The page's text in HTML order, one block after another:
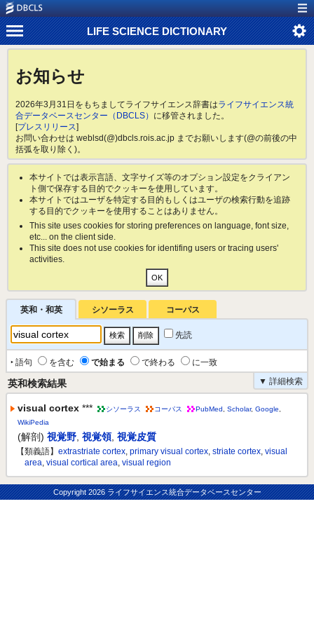
LIFE SCIENCE DICTIONARY
お知らせ
2026年3月31日をもちましてライフサイエンス辞書はライフサイエンス統
合データベースセンター（DBCLS） に移管されました。
[プレスリリース]
お問い合わせは weblsd(@)dbcls.rois.ac.jp までお願いします(@の前後の中
括弧を取り除く)。
本サイトでは表示言語、文字サイズ等のオプション設定をクライアン
ト側で保存する目的でクッキーを使用しています。
本サイトではユーザを特定する目的もしくはユーザの検索行動を追跡
する目的でクッキーを使用することはありません。
This site uses cookies for storing preferences on language, font size,
etc... on the client side.
This site does not use cookies for identifing users or tracing users'
activities.
英和・和英 シソーラス コーパス
先読
‣ 語句 を含む で始まる で終わる
に一致
▼ 詳細検索
英和検索結果
visual cortex *** シソーラス コーパス PubMed Scholar, Google
WikiPedia
(解剖) 視覚野 視覚領, 視覚皮質
【類義語】 extrastriate cortex, primary visual cortex, striate cortex, visual
area, visual cortical area, visual region
Copyright2026 ライフサイエンス統合データベースセンター